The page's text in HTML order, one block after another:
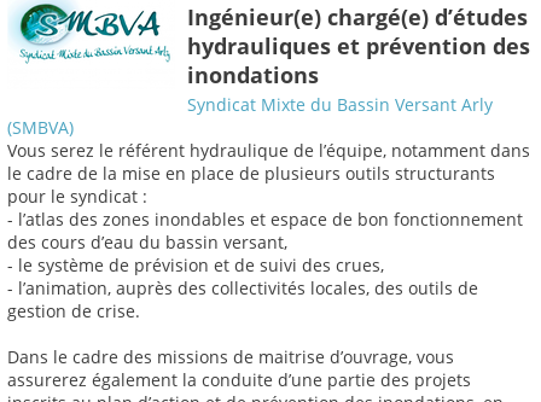
Ingénieur(e) chargé(e) d’études
hydrauliques et prévention des
inondations
Syndicat Mixte du Bassin Versant Arly
(SMBVA)
Vous serez le référent hydraulique de l’équipe, notamment dans
le cadre de la mise en place de plusieurs outils structurants
pour le syndicat :
- l’atlas des zones inondables et espace de bon fonctionnement
des cours d’eau du bassin versant,
- le système de prévision et de suivi des crues,
- l’animation, auprès des collectivités locales, des outils de
gestion de crise.
Dans le cadre des missions de maitrise d’ouvrage, vous
assurerez également la conduite d’une partie des projets